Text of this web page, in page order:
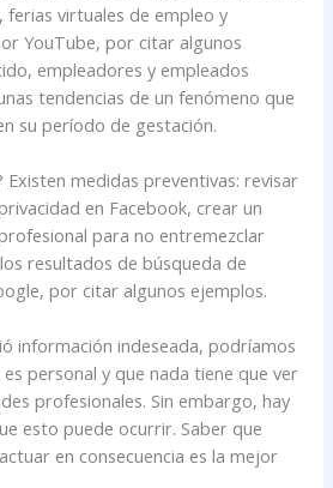
ferias virtuales de empleo y
YouTube, por citar algunos
empleadores y empleados
tendencias de un fenómeno que
su período de gestación.
Existen medidas preventivas: revisar
en Facebook, crear un
para no entremezclar
resultados de búsqueda de
por citar algunos ejemplos.
información indeseada, podríamos
personal y que nada tiene que ver
profesionales. Sin embargo, hay
esto puede ocurrir. Saber que
en consecuencia es la mejor